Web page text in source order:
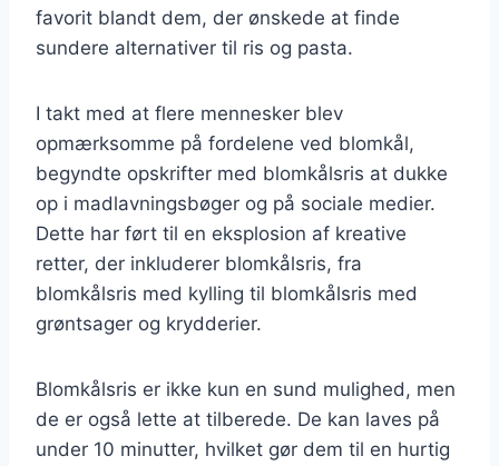
favorit blandt dem, der ønskede at finde
sundere alternativer til ris og pasta.
I takt med at flere mennesker blev
opmærksomme på fordelene ved blomkål,
begyndte opskrifter med blomkålsris at dukke
op i madlavningsbøger og på sociale medier.
Dette har ført til en eksplosion af kreative
retter, der inkluderer blomkålsris, fra
blomkålsris med kylling til blomkålsris med
grøntsager og krydderier.
Blomkålsris er ikke kun en sund mulighed, men
de er også lette at tilberede. De kan laves på
under 10 minutter, hvilket gør dem til en hurtig